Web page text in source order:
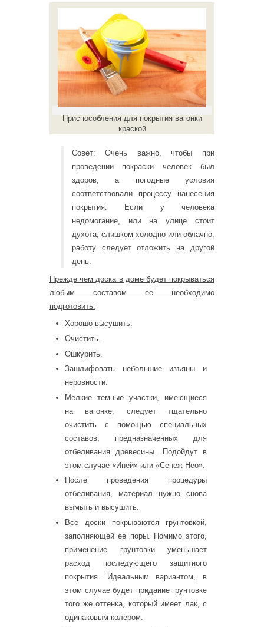
Приспособления для покрытия вагонки
краской
Совет: Очень важно, чтобы при
проведении покраски человек был
здоров, а погодные условия
соответствовали процессу нанесения
покрытия. Если у человека
недомогание, или на улице стоит
духота, слишком холодно или облачно,
работу следует отложить на другой
день.
Прежде чем доска в доме будет покрываться
любым составом ее необходимо
подготовить:
Хорошо высушить.
Очистить.
Ошкурить.
Зашлифовать небольшие изъяны и
неровности.
Мелкие темные участки, имеющиеся
на вагонке, следует тщательно
очистить с помощью специальных
составов, предназначенных для
отбеливания древесины. Подойдут в
этом случае «Иней» или «Сенеж Нео».
После проведения процедуры
отбеливания, материал нужно снова
вымыть и высушить.
Все доски покрываются грунтовкой,
заполняющей ее поры. Помимо этого,
применение грунтовки уменьшает
расход последующего защитного
покрытия. Идеальным вариантом, в
этом случае будет придание грунтовке
того же оттенка, который имеет лак, с
одинаковым колером.